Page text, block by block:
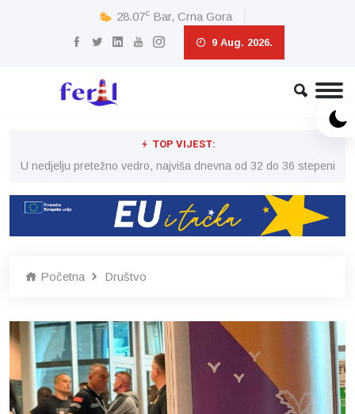
28.07c Bar, Crna Gora
9 Aug. 2026.
TOP VIJEST:
U nedjelju pretežno vedro, najviša dnevna od 32 do 36 stepeni
Početna Društvo